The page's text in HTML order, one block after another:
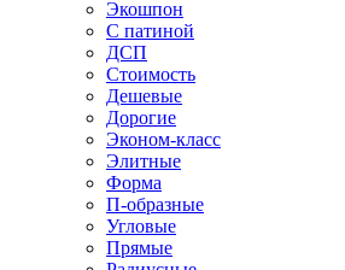
Экошпон
С патиной
ДСП
Стоимость
Дешевые
Дорогие
Эконом-класс
Элитные
Форма
П-образные
Угловые
Прямые